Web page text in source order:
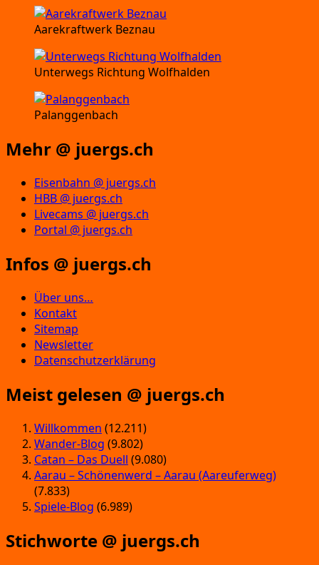
Aarekraftwerk Beznau
Unterwegs Richtung Wolfhalden
Palanggenbach
Mehr @ juergs.ch
Eisenbahn @ juergs.ch
HBB @ juergs.ch
Livecams @ juergs.ch
Portal @ juergs.ch
Infos @ juergs.ch
Über uns…
Kontakt
Sitemap
Newsletter
Datenschutzerklärung
Meist gelesen @ juergs.ch
Willkommen (12.211)
Wander-Blog (9.802)
Catan – Das Duell (9.080)
Aarau – Schönenwerd – Aarau (Aareuferweg)
(7.833)
Spiele-Blog (6.989)
Stichworte @ juergs.ch